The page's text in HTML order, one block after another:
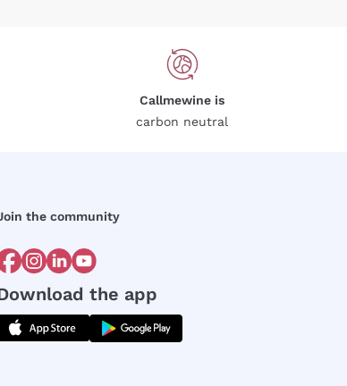
Callmewine is
carbon neutral
the community
the app